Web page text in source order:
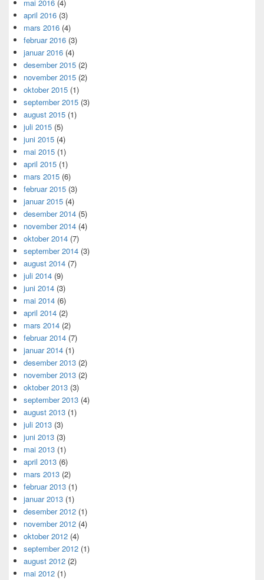
mai 2016 (4)
april 2016 (3)
mars 2016 (4)
februar 2016 (3)
januar 2016 (4)
desember 2015 (2)
november 2015 (2)
oktober 2015 (1)
september 2015 (3)
august 2015 (1)
juli 2015 (5)
juni 2015 (4)
mai 2015 (1)
april 2015 (1)
mars 2015 (6)
februar 2015 (3)
januar 2015 (4)
desember 2014 (5)
november 2014 (4)
oktober 2014 (7)
september 2014 (3)
august 2014 (7)
juli 2014 (9)
juni 2014 (3)
mai 2014 (6)
april 2014 (2)
mars 2014 (2)
februar 2014 (7)
januar 2014 (1)
desember 2013 (2)
november 2013 (2)
oktober 2013 (3)
september 2013 (4)
august 2013 (1)
juli 2013 (3)
juni 2013 (3)
mai 2013 (1)
april 2013 (6)
mars 2013 (2)
februar 2013 (1)
januar 2013 (1)
desember 2012 (1)
november 2012 (4)
oktober 2012 (4)
september 2012 (1)
august 2012 (2)
mai 2012 (1)